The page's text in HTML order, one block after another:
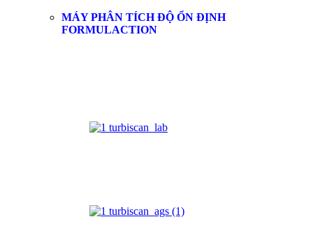
MÁY PHÂN TÍCH ĐỘ ỔN ĐỊNH
FORMULACTION